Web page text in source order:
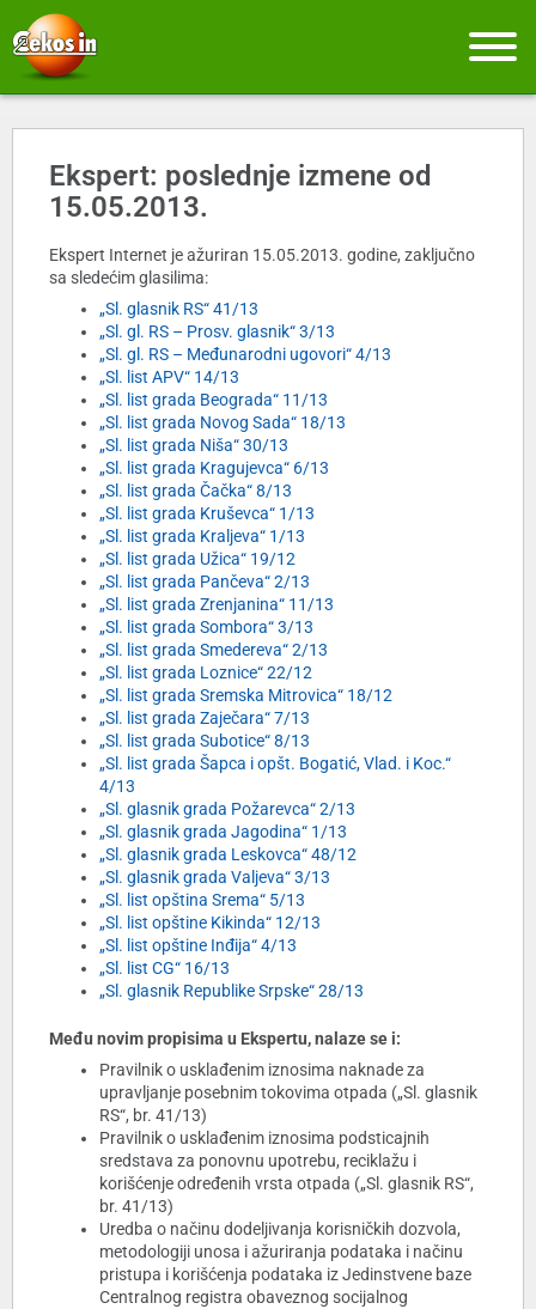
Ekspert: poslednje izmene od
15.05.2013.
Ekspert Internet je ažuriran 15.05.2013. godine, zaključno
sa sledećim glasilima:
„Sl. glasnik RS“ 41/13
„Sl. gl. RS – Prosv. glasnik“ 3/13
„Sl. gl. RS – Međunarodni ugovori“ 4/13
„Sl. list APV“ 14/13
„Sl. list grada Beograda“ 11/13
„Sl. list grada Novog Sada“ 18/13
„Sl. list grada Niša“ 30/13
„Sl. list grada Kragujevca“ 6/13
„Sl. list grada Čačka“ 8/13
„Sl. list grada Kruševca“ 1/13
„Sl. list grada Kraljeva“ 1/13
„Sl. list grada Užica“ 19/12
„Sl. list grada Pančeva“ 2/13
„Sl. list grada Zrenjanina“ 11/13
„Sl. list grada Sombora“ 3/13
„Sl. list grada Smedereva“ 2/13
„Sl. list grada Loznice“ 22/12
„Sl. list grada Sremska Mitrovica“ 18/12
„Sl. list grada Zaječara“ 7/13
„Sl. list grada Subotice“ 8/13
„Sl. list grada Šapca i opšt. Bogatić, Vlad. i Koc.“
4/13
„Sl. glasnik grada Požarevca“ 2/13
„Sl. glasnik grada Jagodina“ 1/13
„Sl. glasnik grada Leskovca“ 48/12
„Sl. glasnik grada Valjeva“ 3/13
„Sl. list opština Srema“ 5/13
„Sl. list opštine Kikinda“ 12/13
„Sl. list opštine Inđija“ 4/13
„Sl. list CG“ 16/13
„Sl. glasnik Republike Srpske“ 28/13
Među novim propisima u Ekspertu, nalaze se i:
Pravilnik o usklađenim iznosima naknade za
upravljanje posebnim tokovima otpada („Sl. glasnik
RS“, br. 41/13)
Pravilnik o usklađenim iznosima podsticajnih
sredstava za ponovnu upotrebu, reciklažu i
korišćenje određenih vrsta otpada („Sl. glasnik RS“,
br. 41/13)
Uredba o načinu dodeljivanja korisničkih dozvola,
metodologiji unosa i ažuriranja podataka i načinu
pristupa i korišćenja podataka iz Jedinstvene baze
Centralnog registra obaveznog socijalnog